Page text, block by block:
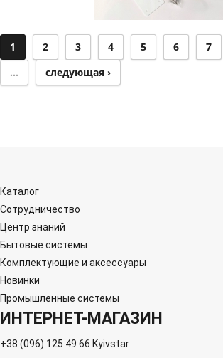
1 2 3 4 5 6 7
…
следующая ›
Каталог
Сотрудничество
Центр знаний
Бытовые системы
Комплектующие и аксессуары
Новинки
Промышленные системы
ИНТЕРНЕТ-МАГАЗИН
+38 (096) 125 49 66 Kyivstar